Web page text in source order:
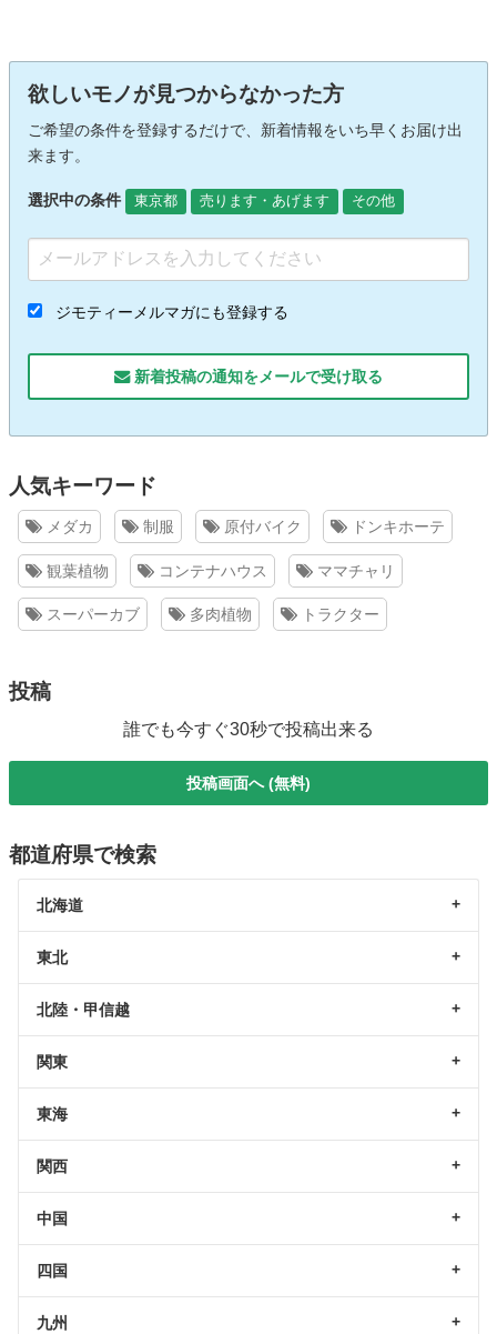
欲しいモノが見つからなかった方
ご希望の条件を登録するだけで、新着情報をいち早くお届け出
来ます。
選択中の条件 東京都 売ります・あげます その他
ジモティーメルマガにも登録する
新着投稿の通知をメールで受け取る
人気キーワード
メダカ 制服 原付バイク ドンキホーテ
観葉植物 コンテナハウス ママチャリ
スーパーカブ 多肉植物 トラクター
投稿
誰でも今すぐ30秒で投稿出来る
投稿画面へ (無料)
都道府県で検索
北海道
東北
北陸・甲信越
関東
東海
関西
中国
四国
九州